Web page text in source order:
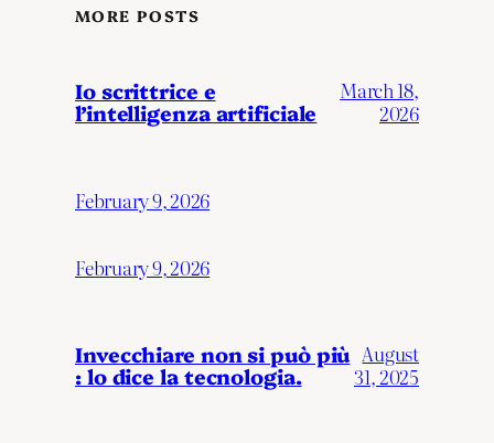
MORE POSTS
Io scrittrice e
l’intelligenza artificiale
March 18,
2026
February 9, 2026
February 9, 2026
Invecchiare non si può più
: lo dice la tecnologia.
August
31, 2025